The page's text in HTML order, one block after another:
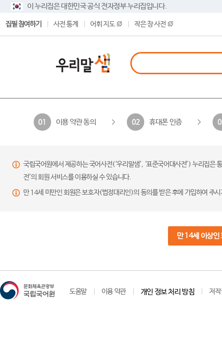
이 누리집은 대한민국 공식 전자정부 누리집입니다.
집필 참여하기 사전 통계 어휘 지도 작은 창 사전
01 이용 약관 동의 02 휴대폰 인증
국립국어원에서 제공하는 국어사전(‘우리말샘’, ‘표준국어대사전’) 누리집
전’의 회원 서비스를 이용하실 수 있습니다.
만 14세 미만인 회원은 보호자(법정대리인)의 동의를 받은 후에 가입하여 주
만 14세 이상인
도움말 이용 약관 개인 정보 처리 방침 저